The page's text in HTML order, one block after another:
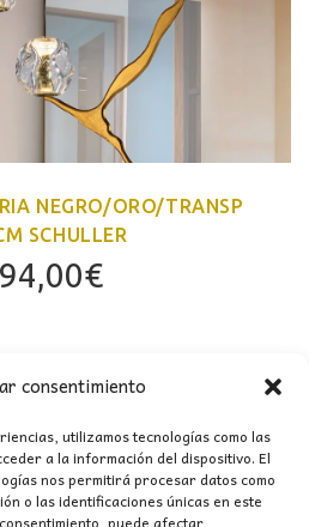
consentimiento
utilizamos tecnologías como las
a la información del dispositivo. El
nos permitirá procesar datos como
o las identificaciones únicas en este
puede afectar
NEGRO/ORO/TRANSP
SCHULLER
€
RELACIONADOS